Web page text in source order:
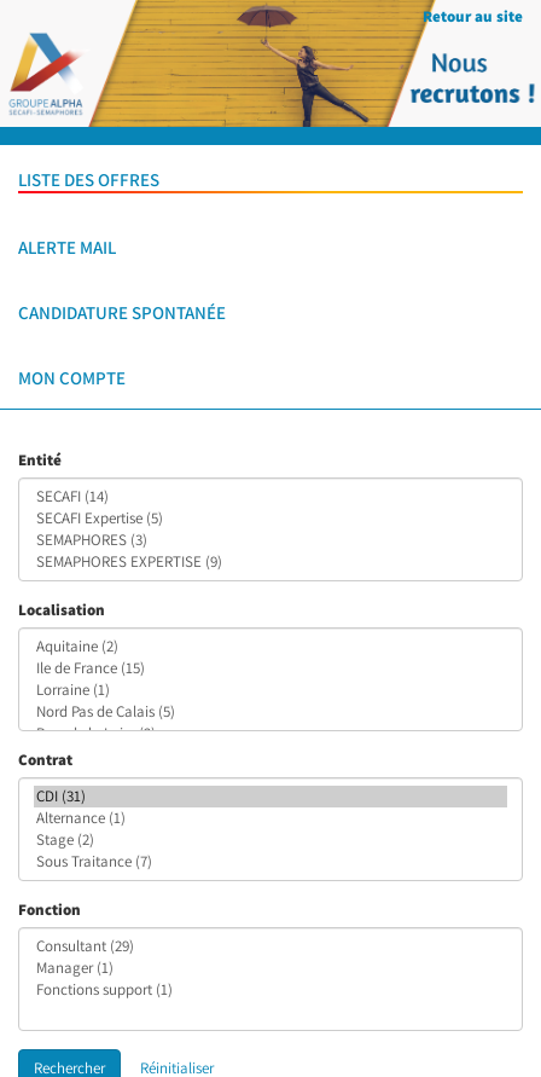
Retour au site
LISTE DES OFFRES
ALERTE MAIL
CANDIDATURE SPONTANÉE
MON COMPTE
Entité
Localisation
Contrat
Fonction
Rechercher Réinitialiser